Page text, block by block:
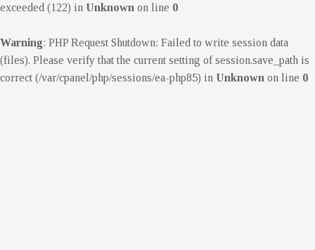
exceeded (122) in Unknown on line 0
Warning: PHP Request Shutdown: Failed to write session data
(files). Please verify that the current setting of session.save_path is
correct (/var/cpanel/php/sessions/ea-php85) in Unknown on line 0